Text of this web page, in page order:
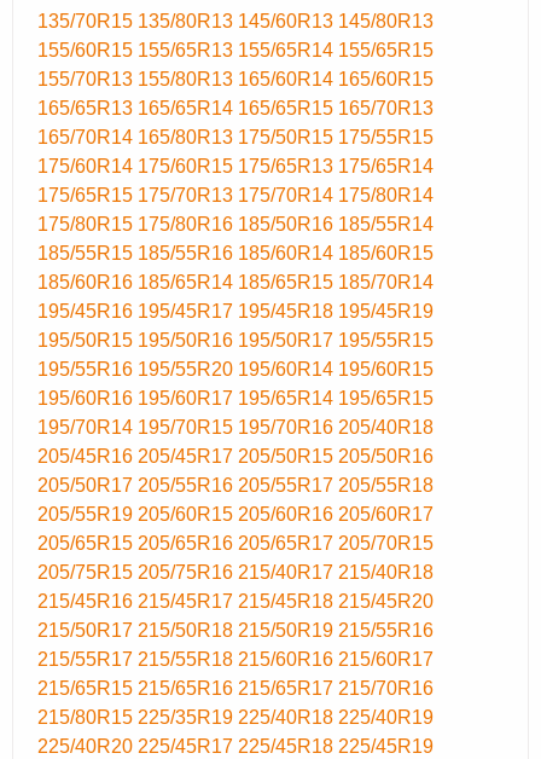
135/70R15 135/80R13 145/60R13 145/80R13
155/60R15 155/65R13 155/65R14 155/65R15
155/70R13 155/80R13 165/60R14 165/60R15
165/65R13 165/65R14 165/65R15 165/70R13
165/70R14 165/80R13 175/50R15 175/55R15
175/60R14 175/60R15 175/65R13 175/65R14
175/65R15 175/70R13 175/70R14 175/80R14
175/80R15 175/80R16 185/50R16 185/55R14
185/55R15 185/55R16 185/60R14 185/60R15
185/60R16 185/65R14 185/65R15 185/70R14
195/45R16 195/45R17 195/45R18 195/45R19
195/50R15 195/50R16 195/50R17 195/55R15
195/55R16 195/55R20 195/60R14 195/60R15
195/60R16 195/60R17 195/65R14 195/65R15
195/70R14 195/70R15 195/70R16 205/40R18
205/45R16 205/45R17 205/50R15 205/50R16
205/50R17 205/55R16 205/55R17 205/55R18
205/55R19 205/60R15 205/60R16 205/60R17
205/65R15 205/65R16 205/65R17 205/70R15
205/75R15 205/75R16 215/40R17 215/40R18
215/45R16 215/45R17 215/45R18 215/45R20
215/50R17 215/50R18 215/50R19 215/55R16
215/55R17 215/55R18 215/60R16 215/60R17
215/65R15 215/65R16 215/65R17 215/70R16
215/80R15 225/35R19 225/40R18 225/40R19
225/40R20 225/45R17 225/45R18 225/45R19